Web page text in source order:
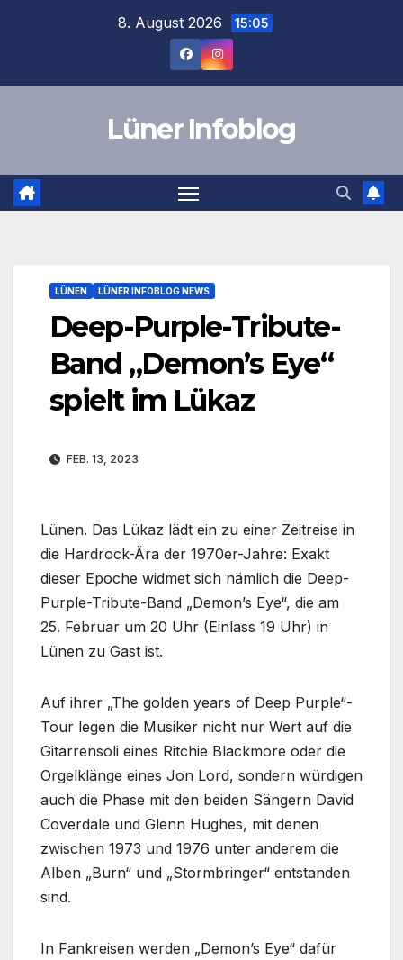
8. August 2026 15:05
Lüner Infoblog
LÜNEN LÜNER INFOBLOG NEWS
Deep-Purple-Tribute-
Band „Demon’s Eye“
spielt im Lükaz
FEB. 13, 2023
Lünen. Das Lükaz lädt ein zu einer Zeitreise in
die Hardrock-Ära der 1970er-Jahre: Exakt
dieser Epoche widmet sich nämlich die Deep-
Purple-Tribute-Band „Demon’s Eye“, die am
25. Februar um 20 Uhr (Einlass 19 Uhr) in
Lünen zu Gast ist.
Auf ihrer „The golden years of Deep Purple“-
Tour legen die Musiker nicht nur Wert auf die
Gitarrensoli eines Ritchie Blackmore oder die
Orgelklänge eines Jon Lord, sondern würdigen
auch die Phase mit den beiden Sängern David
Coverdale und Glenn Hughes, mit denen
zwischen 1973 und 1976 unter anderem die
Alben „Burn“ und „Stormbringer“ entstanden
sind.
In Fankreisen werden „Demon’s Eye“ dafür